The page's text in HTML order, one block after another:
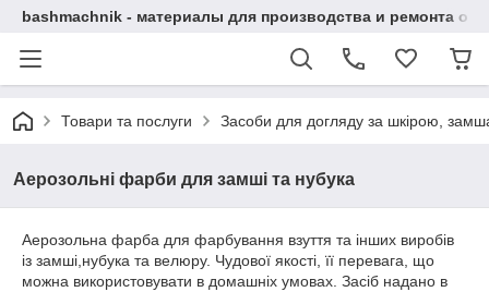
bashmachnik - материалы для производства и ремонта
Товари та послуги Засоби для догляду за шкірою,
Аерозольні фарби для замші та нубука
Аерозольна фарба для фарбування взуття та інших виробів
із замші,нубука та велюру. Чудової якості, її перевага, що
можна використовувати в домашніх умовах. Засіб надано в